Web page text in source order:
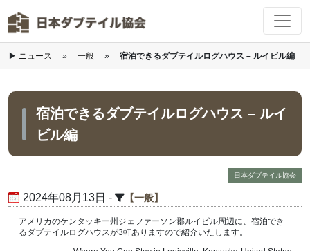
Skip to main content
▶ ニュース » 一般 » 宿泊できるダブテイルログハウス – ルイビル編
宿泊できるダブテイルログハウス – ルイ
ビル編
日本ダブテイル協会
2024年08月13日 - 一般
アメリカのケンタッキー州ジェファーソン郡ルイビル周辺に、宿泊でき
るダブテイルログハウスが3軒ありますので紹介いたします。